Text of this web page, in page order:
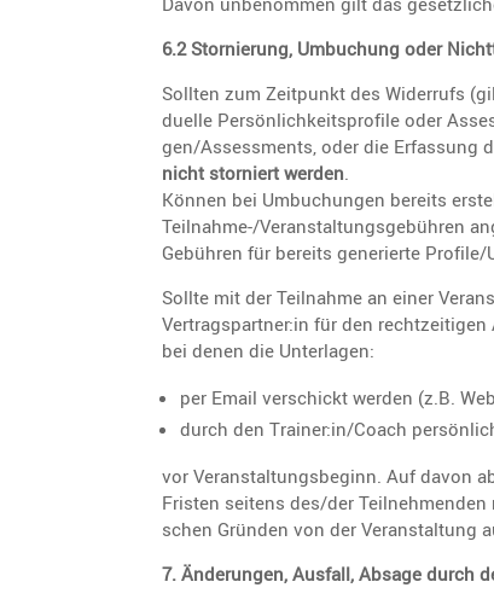
6.2 Stornie­rung, Umbuchung oder
Sollten zum Zeitpunkt des Wider­rufs
du­elle Persön­lich­keits­pro­file oder
gen/­As­sess­ments, oder die Erfas­sung
nicht storniert werden.
Können bei Umbuchungen bereits
Teilnahme-/Veran­stal­tungs­ge­bühren
Gebühren für bereits generierte
Sollte mit der Teilnahme an einer
Vertragspartner:in für den
bei denen die Unterlagen:
per Email verschickt werden (z.B.
durch den Trainer:in/Coach
vor Veran­stal­tungs­be­ginn. Auf davon
Fristen seitens des/der
schen Gründen von der Veran­stal­tung
7. Änderungen, Ausfall, Absage durch